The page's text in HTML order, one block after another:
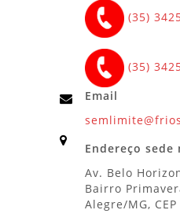
(35)
(35)
Email
Endereço sede
Av. Belo
Bairro
Alegre/MG,